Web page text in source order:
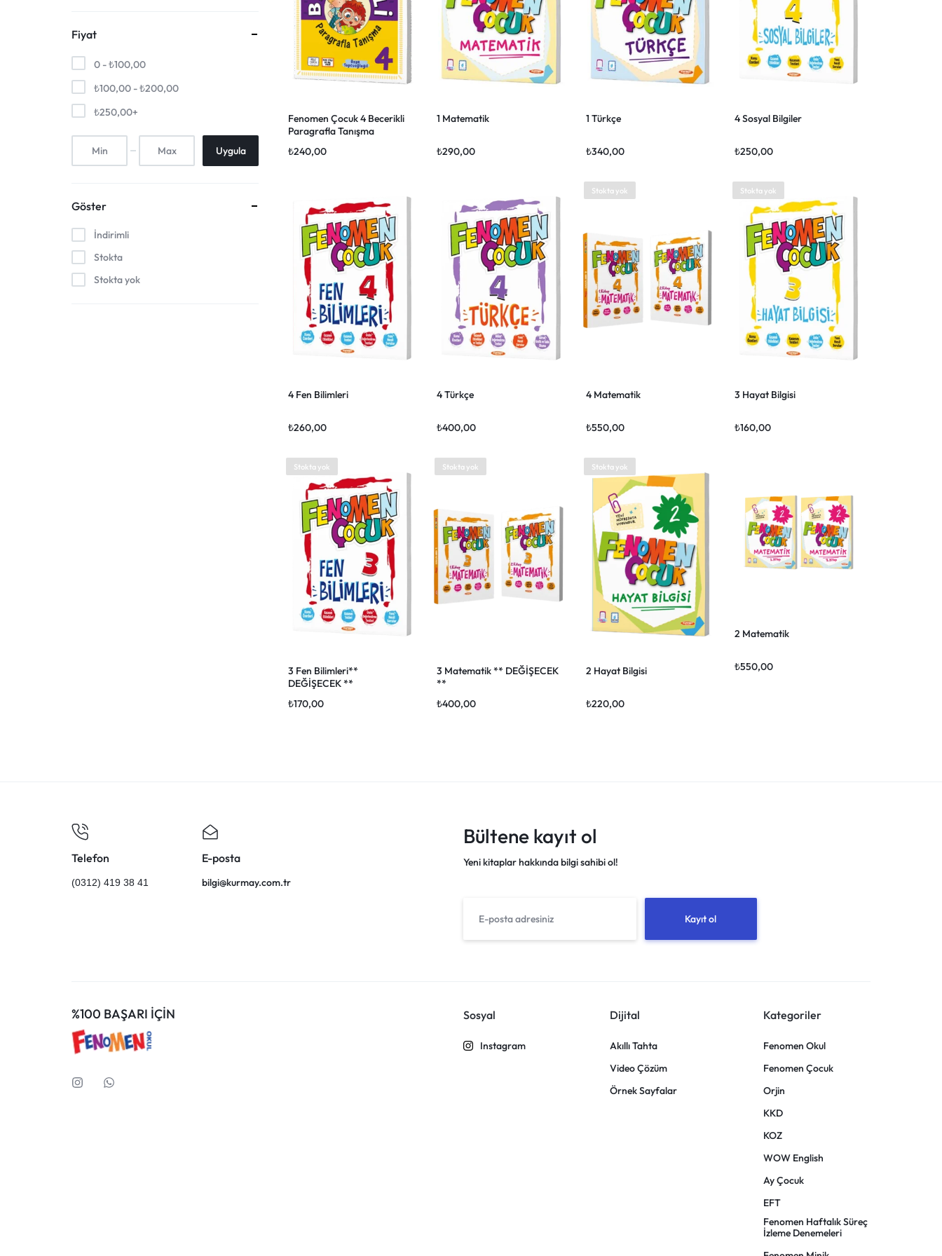
Fenomen Çocuk 4 Becerikli
Paragrafla Tanışma
₺240,00
1 Matematik
₺290,00
1 Türkçe
₺340,00
4 Sosyal Bilgiler
₺250,00
4 Fen Bilimleri
₺260,00
4 Türkçe
₺400,00
Stokta yok
4 Matematik
₺550,00
Stokta yok
3 Hayat Bilgisi
₺160,00
Stokta yok
3 Fen Bilimleri**
DEĞİŞECEK **
₺170,00
Stokta yok
3 Matematik ** DEĞİŞECEK
**
₺400,00
Stokta yok
2 Hayat Bilgisi
₺220,00
2 Matematik
₺550,00
Fiyat
0 -₺100,00
₺100,00 -₺200,00
₺250,00+
Uygula
Göster
İndirimli
Stokta
Stokta yok
Telefon
(0312) 419 38 41
E-posta
bilgi@kurmay.com.tr
Bültene kayıt ol
Yeni kitaplar hakkında bilgi sahibi ol!
%100 BAŞARI İÇİN Sosyal
Instagram
Dijital
Akıllı Tahta
Video Çözüm
Örnek Sayfalar
Kategoriler
Fenomen Okul
Fenomen Çocuk
Orjin
KKD
KOZ
WOW English
Ay Çocuk
EFT
Fenomen Haftalık Süreç
İzleme Denemeleri